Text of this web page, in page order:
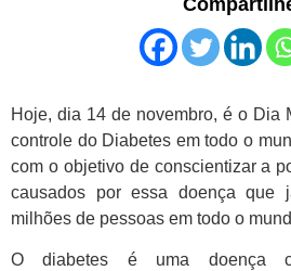
Hoje, dia 14 de novembro, é o Dia
controle do Diabetes em todo o
com o objetivo de conscientizar a
causados por essa doença que
milhões de pessoas em todo o
O diabetes é uma doença